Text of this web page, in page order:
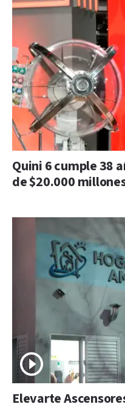
Quini 6 cumple 38
de $20.000
Elevarte